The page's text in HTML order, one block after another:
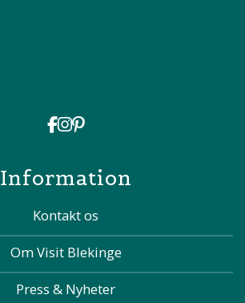
Information
Kontakt os
Om Visit Blekinge
Press & Nyheter